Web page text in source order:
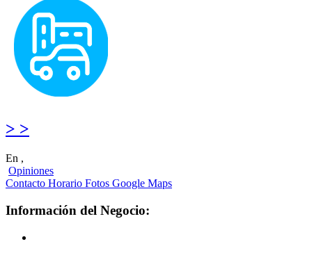
> >
En ,
Opiniones
Contacto Horario Fotos Google Maps
Información del Negocio: